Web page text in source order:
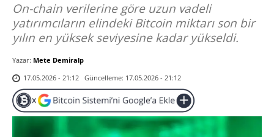
On-chain verilerine göre uzun vadeli
yatırımcıların elindeki Bitcoin miktarı son bir
yılın en yüksek seviyesine kadar yükseldi.
Yazar: Mete Demiralp
17.05.2026 - 21:12 Güncelleme: 17.05.2026 - 21:12